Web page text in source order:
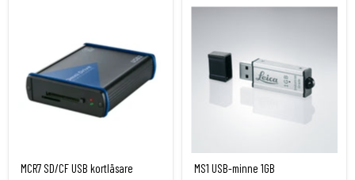
MCR7 SD/CF USB kortläsare MS1 USB-minne 1GB